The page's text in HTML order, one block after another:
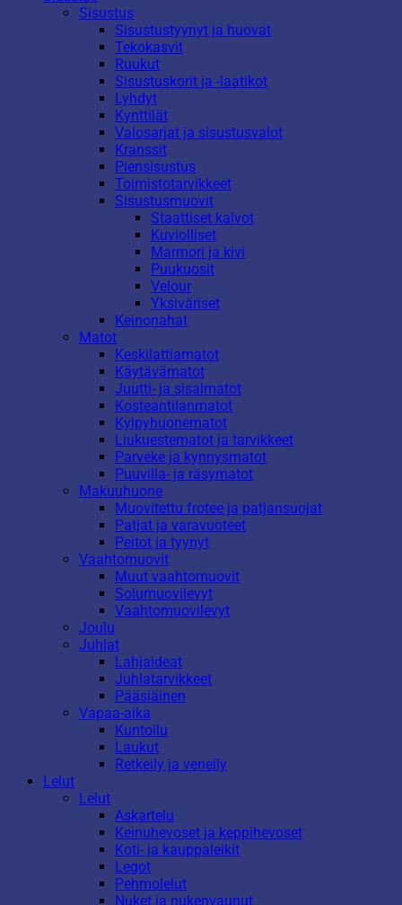
Sisustus
Sisustustyynyt ja huovat
Tekokasvit
Ruukut
Sisustuskorit ja -laatikot
Lyhdyt
Kynttilät
Valosarjat ja sisustusvalot
Kranssit
Piensisustus
Toimistotarvikkeet
Sisustusmuovit
Staattiset kalvot
Kuviolliset
Marmori ja kivi
Puukuosit
Velour
Yksiväriset
Keinonahat
Matot
Keskilattiamatot
Käytävämatot
Juutti- ja sisalmatot
Kosteantilanmatot
Kylpyhuonematot
Liukuestematot ja tarvikkeet
Parveke ja kynnysmatot
Puuvilla- ja räsymatot
Makuuhuone
Muovitettu frotee ja patjansuojat
Patjat ja varavuoteet
Peitot ja tyynyt
Vaahtomuovit
Muut vaahtomuovit
Solumuovilevyt
Vaahtomuovilevyt
Joulu
Juhlat
Lahjaideat
Juhlatarvikkeet
Pääsiäinen
Vapaa-aika
Kuntoilu
Laukut
Retkeily ja veneily
Lelut
Lelut
Askartelu
Keinuhevoset ja keppihevoset
Koti- ja kauppaleikit
Legot
Pehmolelut
Nuket ja nukenvaunut